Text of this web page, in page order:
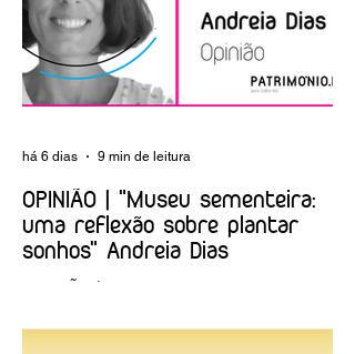
OPINIÃO | "Museu sementeira:
uma reflexão sobre plantar
sonhos" Andreia Dias
OPINIÃO | "Museu sementeira: uma
Dias
há 6 dias 9 min de leitura